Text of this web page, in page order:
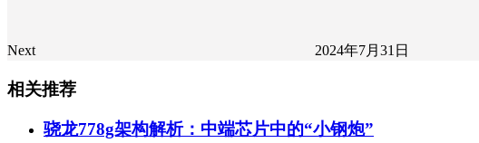
Next 2024年7月31日
相关推荐
骁龙778g架构解析：中端芯片中的“小钢炮”